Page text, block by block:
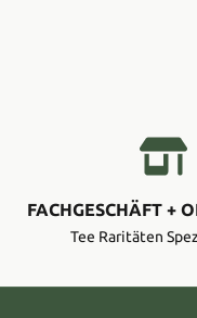
FACHGESCHÄFT +
Tee Raritäten